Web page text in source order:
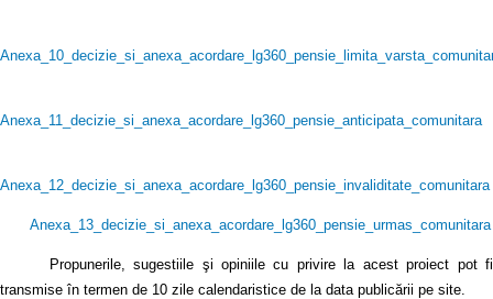
Anexa_11_decizie_si_anexa_acordare_lg360_pensie_anticipata_comunitara
Anexa_12_decizie_si_anexa_acordare_lg360_pensie_invaliditate_comunitara
Anexa_13_decizie_si_anexa_acordare_lg360_pensie_urmas_comunitara
Propunerile, sugestiile şi opiniile cu privire la acest proiect pot fi
transmise în termen de 10 zile calendaristice de la data publicării pe site.